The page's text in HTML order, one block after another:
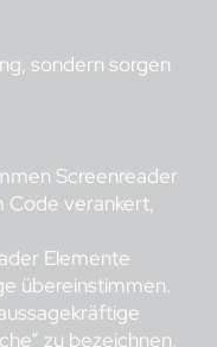
sondern sorgen
Screenreader
Code verankert,
Elemente
übereinstimmen.
zu bezeichnen,